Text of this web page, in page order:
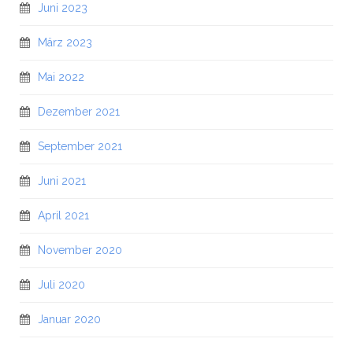
Juni 2023
März 2023
Mai 2022
Dezember 2021
September 2021
Juni 2021
April 2021
November 2020
Juli 2020
Januar 2020